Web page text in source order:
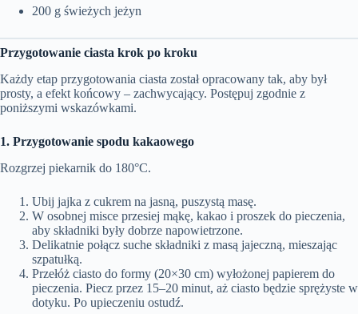
200 g świeżych jeżyn
Przygotowanie ciasta krok po kroku
Każdy etap przygotowania ciasta został opracowany tak, aby był
prosty, a efekt końcowy – zachwycający. Postępuj zgodnie z
poniższymi wskazówkami.
1. Przygotowanie spodu kakaowego
Rozgrzej piekarnik do 180°C.
Ubij jajka z cukrem na jasną, puszystą masę.
W osobnej misce przesiej mąkę, kakao i proszek do pieczenia,
aby składniki były dobrze napowietrzone.
Delikatnie połącz suche składniki z masą jajeczną, mieszając
szpatułką.
Przełóż ciasto do formy (20×30 cm) wyłożonej papierem do
pieczenia. Piecz przez 15–20 minut, aż ciasto będzie sprężyste w
dotyku. Po upieczeniu ostudź.